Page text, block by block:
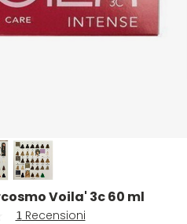
Colorpack
Cosmethic
Voila' 3c 60 ml
1Recensioni